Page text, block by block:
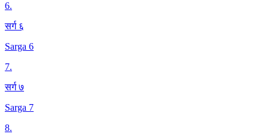
6.
सर्ग ६
Sarga 6
7.
सर्ग ७
Sarga 7
8.